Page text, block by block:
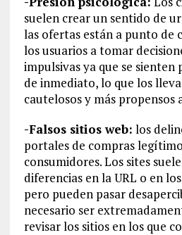
suelen crear un sentido de
las ofertas están a punto de
los usuarios a tomar
impulsivas ya que se sienten
de inmediato, lo que los
cautelosos y más propensos
-Falsos sitios web: los
portales de compras
consumidores. Los sites
diferencias en la URL o en
pero pueden pasar
necesario ser
revisar los sitios en los que